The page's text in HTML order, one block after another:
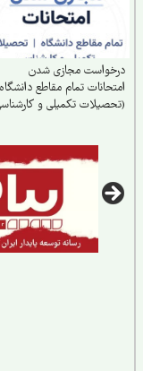
مجازی شدن
تمام مقاطع دانشگاه
تکمیلی و کارشناسی)